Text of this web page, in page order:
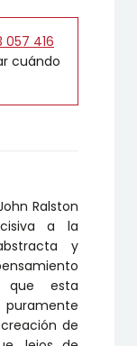
057 416
cuándo
Ralston
a la
y
que esta
de